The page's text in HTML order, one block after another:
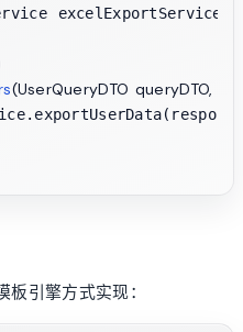
excelExportService;
(UserQueryDTO queryDTO,
引擎方式实现：